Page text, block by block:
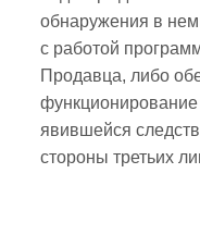
обнаружения в нем
с работой
Продавца, либо
функционирование
явившейся
стороны третьих